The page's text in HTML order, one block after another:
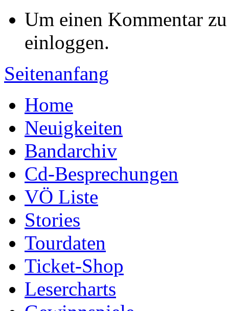
Um einen Kommentar
einloggen.
Seitenanfang
Home
Neuigkeiten
Bandarchiv
Cd-Besprechungen
VÖ Liste
Stories
Tourdaten
Ticket-Shop
Lesercharts